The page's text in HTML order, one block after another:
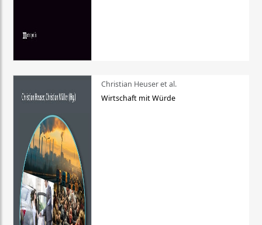
Christian Heuser et al.
Wirtschaft mit Würde